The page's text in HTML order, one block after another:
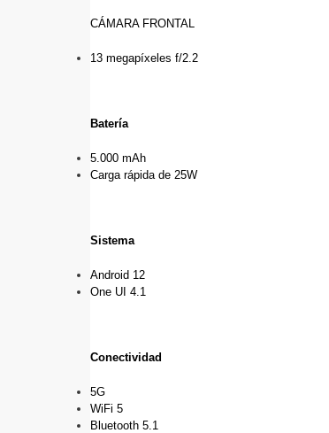
CÁMARA FRONTAL
13 megapíxeles f/2.2
Batería
5.000 mAh
Carga rápida de 25W
Sistema
Android 12
One UI 4.1
Conectividad
5G
WiFi 5
Bluetooth 5.1